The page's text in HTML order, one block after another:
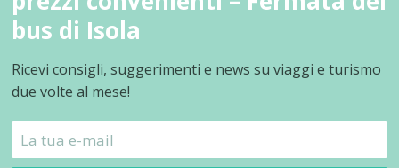
bus di Isola
Ricevi consigli, suggerimenti e news su viaggi e turismo
due volte al mese!